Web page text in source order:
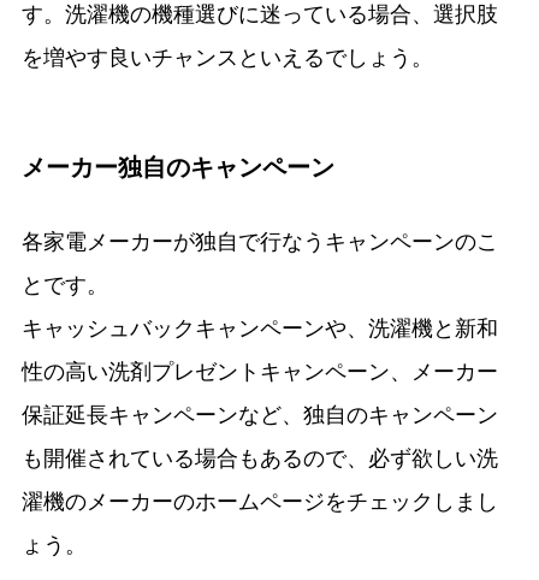
す。洗濯機の機種選びに迷っている場合、選択肢
を増やす良いチャンスといえるでしょう。
メーカー独自のキャンペーン
各家電メーカーが独自で行なうキャンペーンのこ
とです。
キャッシュバックキャンペーンや、洗濯機と新和
性の高い洗剤プレゼントキャンペーン、メーカー
保証延長キャンペーンなど、独自のキャンペーン
も開催されている場合もあるので、必ず欲しい洗
濯機のメーカーのホームページをチェックしまし
ょう。